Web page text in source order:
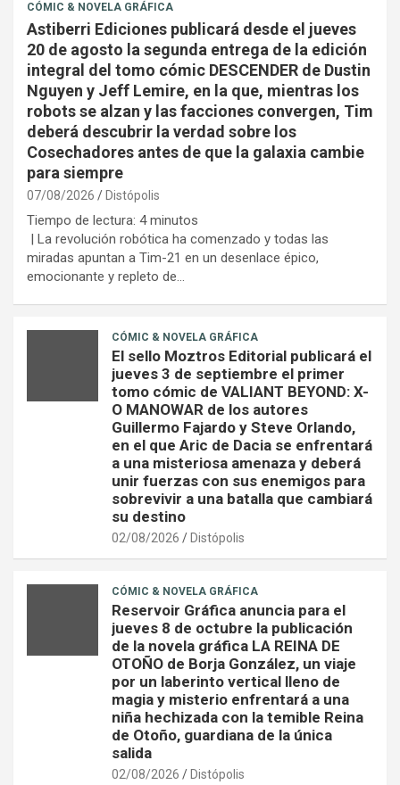
CÓMIC & NOVELA GRÁFICA
Astiberri Ediciones publicará desde el jueves
20 de agosto la segunda entrega de la edición
integral del tomo cómic DESCENDER de Dustin
Nguyen y Jeff Lemire, en la que, mientras los
robots se alzan y las facciones convergen, Tim
deberá descubrir la verdad sobre los
Cosechadores antes de que la galaxia cambie
para siempre
07/08/2026 Distópolis
Tiempo de lectura: 4 minutos
| La revolución robótica ha comenzado y todas las
miradas apuntan a Tim-21 en un desenlace épico,
emocionante y repleto de…
CÓMIC & NOVELA GRÁFICA
El sello Moztros Editorial publicará el
jueves 3 de septiembre el primer
tomo cómic de VALIANT BEYOND: X-
O MANOWAR de los autores
Guillermo Fajardo y Steve Orlando,
en el que Aric de Dacia se enfrentará
a una misteriosa amenaza y deberá
unir fuerzas con sus enemigos para
sobrevivir a una batalla que cambiará
su destino
02/08/2026 Distópolis
CÓMIC & NOVELA GRÁFICA
Reservoir Gráfica anuncia para el
jueves 8 de octubre la publicación
de la novela gráfica LA REINA DE
OTOÑO de Borja González, un viaje
por un laberinto vertical lleno de
magia y misterio enfrentará a una
niña hechizada con la temible Reina
de Otoño, guardiana de la única
salida
02/08/2026 Distópolis